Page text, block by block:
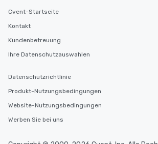
Cvent-Startseite
Kontakt
Kundenbetreuung
Ihre Datenschutzauswahlen
Datenschutzrichtlinie
Produkt-Nutzungsbedingungen
Website-Nutzungsbedingungen
Werben Sie bei uns